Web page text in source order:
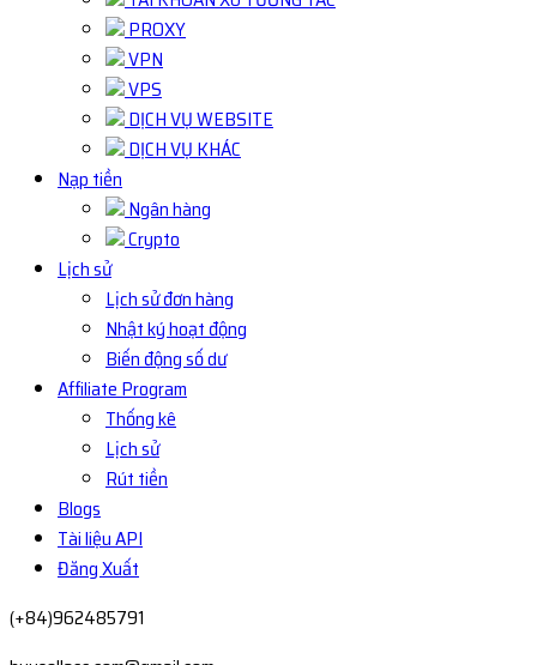
PROXY
VPN
VPS
DỊCH VỤ WEBSITE
DỊCH VỤ KHÁC
Nạp tiền
Ngân hàng
Crypto
Lịch sử
Lịch sử đơn hàng
Nhật ký hoạt động
Biến động số dư
Affiliate Program
Thống kê
Lịch sử
Rút tiền
Blogs
Tài liệu API
Đăng Xuất
(+84)962485791